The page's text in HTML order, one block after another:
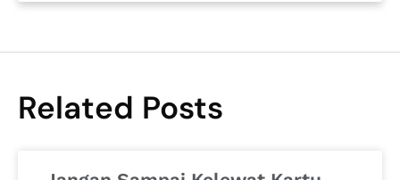
Related Posts